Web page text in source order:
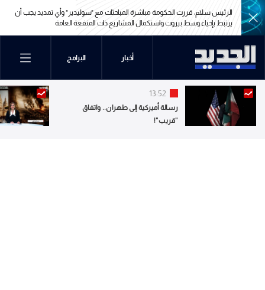
الرئيس سلام: قررت الحكومة مباشرة المباحثات مع "سوليدير" وأي تمديد يجب أن
يرتبط بإحياء وسط بيروت واستكمال المشاريع ذات المنفعة العامة
الرئيس سلام: قررت الحكومة مباشرة المباحثات مع "سوليدير" وأي تمديد يجب أن
يرتبط بإحياء وسط بيروت واستكمال المشاريع ذات المنفعة العامة
أخبار البرامج
13:52
رسالة أميركية إلى طهران.. واتفاق
"قريب"!